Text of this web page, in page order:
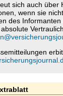
sich auch über
wenn sie
des